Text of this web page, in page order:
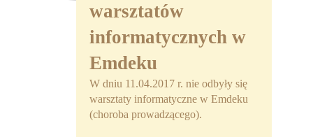
warsztatów
informatycznych w
Emdeku
W dniu 11.04.2017 r. nie odbyły się
warsztaty informatyczne w Emdeku
(choroba prowadzącego).